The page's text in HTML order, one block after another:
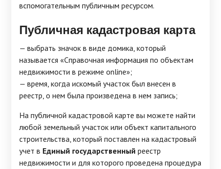
вспомогательным публичным ресурсом.
Публичная кадастровая карта
— выбрать значок в виде домика, который
называется «Справочная информация по объектам
недвижимости в режиме online»;
— время, когда искомый участок был внесен в
реестр, о нем была произведена в нем запись;
На публичной кадастровой карте вы можете найти
любой земельный участок или объект капитального
строительства, который поставлен на кадастровый
учет в Единый государственный реестр
недвижимости и для которого проведена процедура